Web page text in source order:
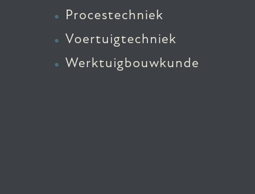
Procestechniek
Voertuigtechniek
Werktuigbouwkunde